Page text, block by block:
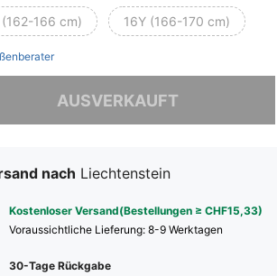
(162-166 cm) 16Y (166-170 cm)
AUSVERKAUFT
nach Liechtenstein
Kostenloser Versand(Bestellungen ≥ CHF15,33)
Voraussichtliche Lieferung: 8-9 Werktagen
30-Tage Rückgabe